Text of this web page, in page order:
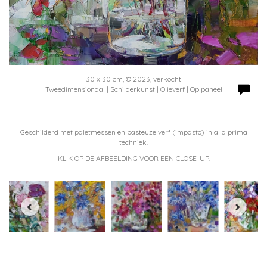
30 x 30 cm, © 2023, verkocht
Tweedimensionaal | Schilderkunst | Olieverf | Op paneel
Geschilderd met paletmessen en pasteuze verf (impasto) in alla prima
techniek.
KLIK OP DE AFBEELDING VOOR EEN CLOSE-UP.